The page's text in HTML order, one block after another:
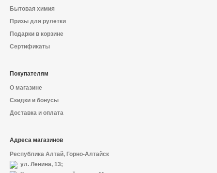
Бытовая химия
Призы для рулетки
Подарки в корзине
Сертификаты
Покупателям
О магазине
Скидки и бонусы
Доставка и оплата
Адреса магазинов
Республика Алтай, Горно-Алтайск
ул. Ленина, 13;